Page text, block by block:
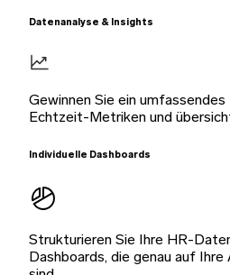
Datenanalyse & Insights
Gewinnen Sie ein
Echtzeit-Metriken und
Individuelle Dashboards
Strukturieren Sie Ihre HR-
Dashboards, die genau auf